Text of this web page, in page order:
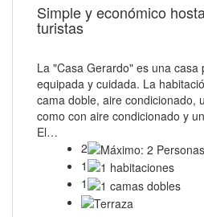
Simple y económico
turistas
La "Casa Gerardo" es una casa
equipada y cuidada. La
cama doble, aire condicionado,
como con aire condicionado y
El…
2
1
1